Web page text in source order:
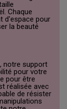
Chaque
d'espace pour
la beauté
notre support
pour votre
pour être
réalisée avec
de résister